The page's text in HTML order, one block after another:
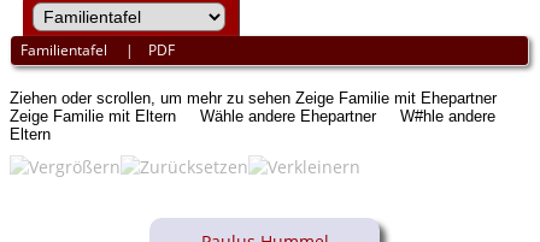
Familientafel | PDF
Ziehen oder scrollen, um mehr zu sehen Zeige Familie mit Ehepartner
Zeige Familie mit Eltern
Wähle andere Ehepartner
W#hle andere
Eltern